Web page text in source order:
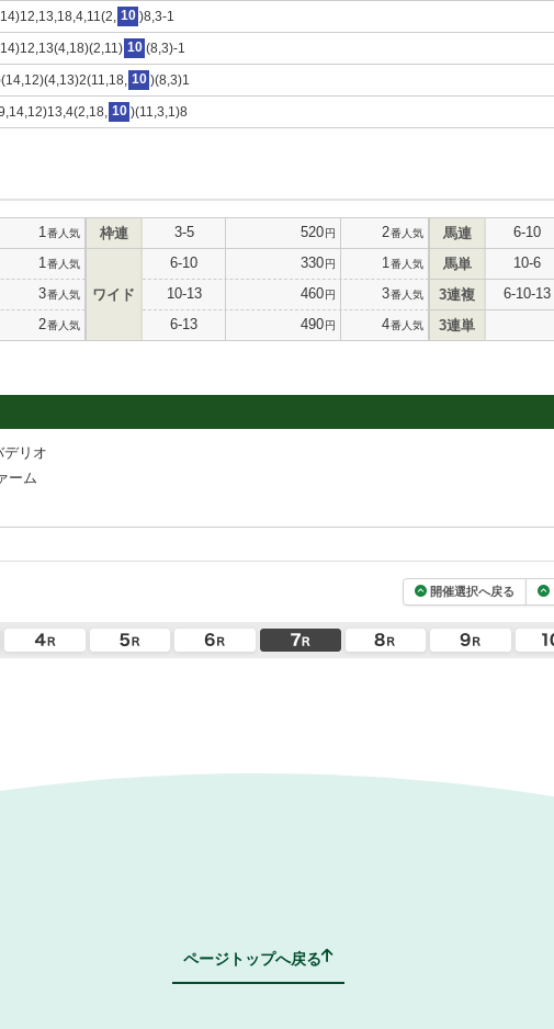
10 )8,3-1
10 (8,3)-1
10 )(8,3)1
10 )(11,3,1)8
1 番人気
1 番人気
3番人気
2番人気
枠連 3-5 520円 2番人気
ワイド
6-10 330円 1 番人気
10-13 460円 3番人気
6-13 490円 4番人気
馬連 6-10
馬単 10-6
3連複 6-10-13
3連単
デリオ
ーム
開催選択へ戻る
ページトップへ戻る